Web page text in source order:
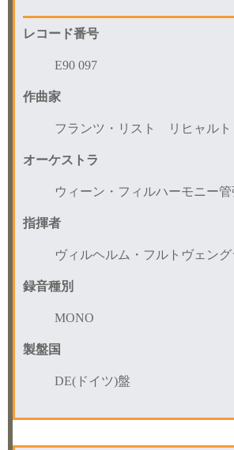
レコード番号
E90 097
作曲家
フランツ・リスト リヒャルト
オーケストラ
ウィーン・フィルハーモニー管
指揮者
ヴィルヘルム・フルトヴェング
録音種別
MONO
製盤国
DE(ドイツ)盤